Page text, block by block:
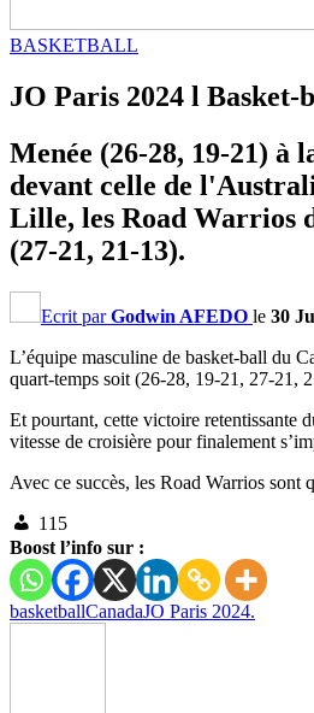
BASKETBALL
JO Paris 2024 l
Menée (26-28, 19-21) à
devant celle de
Lille, les Road Warrios
(27-21, 21-13).
Ecrit parGodwin AFEDO le 30
L’équipe masculine de basket-ball du
quart-temps soit (26-28, 19-21, 27-21,
Et pourtant, cette victoire retentissante
vitesse de croisière pour finalement
Avec ce succès, les Road Warrios
115
Boost l’info sur :
basketballCanadaJO Paris 2024.